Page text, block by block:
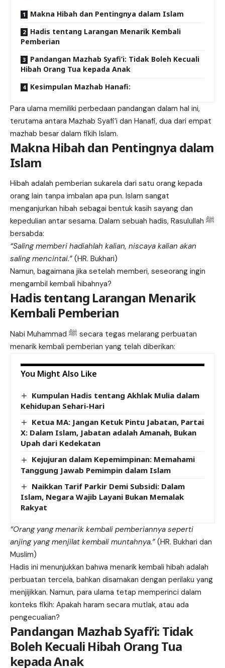
Makna Hibah dan Pentingnya dalam Islam
Hadis tentang Larangan Menarik Kembali
Pemberian
Pandangan Mazhab Syafi’i: Tidak Boleh Kecuali
Hibah Orang Tua kepada Anak
Kesimpulan Mazhab Hanafi:
Para ulama memiliki perbedaan pandangan dalam hal ini,
terutama antara Mazhab Syafi’i dan Hanafi, dua dari empat
mazhab besar dalam fikih Islam.
Makna Hibah dan Pentingnya dalam
Islam
Hibah adalah pemberian sukarela dari satu orang kepada
orang lain tanpa imbalan apa pun. Islam sangat
menganjurkan hibah sebagai bentuk kasih sayang dan
kepedulian antar sesama. Dalam sebuah hadis, Rasulullah ﷺ
bersabda:
“Saling memberi hadiahlah kalian, niscaya kalian akan
saling mencintai.” (HR. Bukhari)
Namun, bagaimana jika setelah memberi, seseorang ingin
mengambil kembali hibahnya?
Hadis tentang Larangan Menarik
Kembali Pemberian
Nabi Muhammad ﷺ secara tegas melarang perbuatan
menarik kembali pemberian yang telah diberikan:
You Might Also Like
Kumpulan Hadis tentang Akhlak Mulia dalam
Kehidupan Sehari-Hari
Ketua MA: Jangan Ketuk Pintu Jabatan, Partai
X: Dalam Islam, Jabatan adalah Amanah, Bukan
Upah dari Kedekatan
Kejujuran dalam Kepemimpinan: Memahami
Tanggung Jawab Pemimpin dalam Islam
Naikkan Tarif Parkir Demi Subsidi: Dalam
Islam, Negara Wajib Layani Bukan Memalak
Rakyat
“Orang yang menarik kembali pemberiannya seperti
anjing yang menjilat kembali muntahnya.” (HR. Bukhari dan
Muslim)
Hadis ini menunjukkan bahwa menarik kembali hibah adalah
perbuatan tercela, bahkan disamakan dengan perilaku yang
menjijikkan. Namun, para ulama tetap memperinci dalam
konteks fikih: Apakah haram secara mutlak, atau ada
pengecualian?
Pandangan Mazhab Syafi’i: Tidak
Boleh Kecuali Hibah Orang Tua
kepada Anak